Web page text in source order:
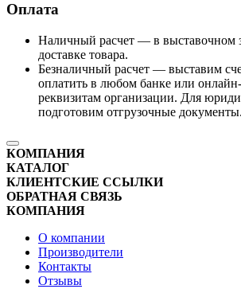
Оплата
Наличный расчет — в выставочном
доставке товара.
Безналичный расчет — выставим
оплатить в любом банке или
реквизитам организации. Для
подготовим отгрузочные документы.
КОМПАНИЯ
КАТАЛОГ
КЛИЕНТСКИЕ ССЫЛКИ
ОБРАТНАЯ СВЯЗЬ
КОМПАНИЯ
О компании
Производители
Контакты
Отзывы